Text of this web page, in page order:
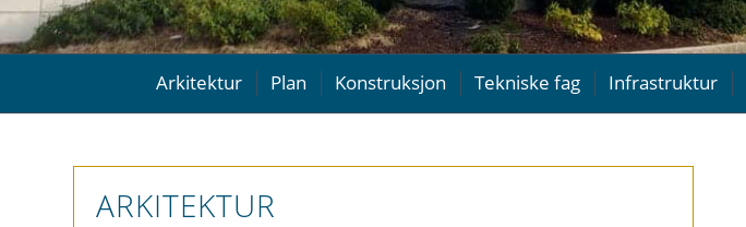
Arkitektur Plan Konstruksjon Tekniske fag Infrastruktur
ARKITEKTUR